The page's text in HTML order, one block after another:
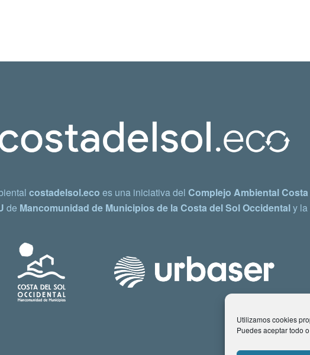
Utilizamos cookies
Puedes aceptar todo
costadelsol.eco es una iniciativa del Complejo Ambiental
de Mancomunidad de Municipios de la Costa del Sol Occidentaly la